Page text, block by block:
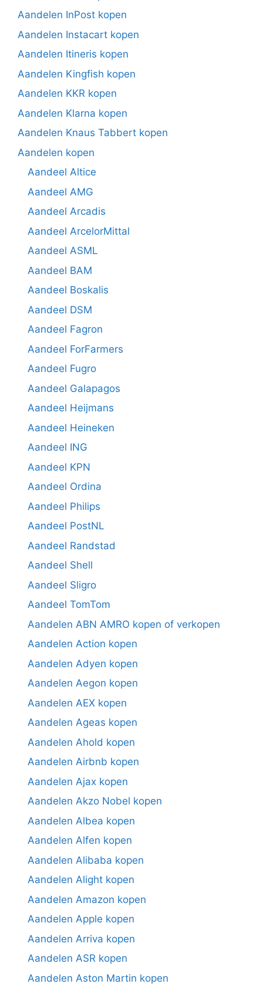
Aandelen InPost kopen
Aandelen Instacart kopen
Aandelen Itineris kopen
Aandelen Kingfish kopen
Aandelen KKR kopen
Aandelen Klarna kopen
Aandelen Knaus Tabbert kopen
Aandelen kopen
Aandeel Altice
Aandeel AMG
Aandeel Arcadis
Aandeel ArcelorMittal
Aandeel ASML
Aandeel BAM
Aandeel Boskalis
Aandeel DSM
Aandeel Fagron
Aandeel ForFarmers
Aandeel Fugro
Aandeel Galapagos
Aandeel Heijmans
Aandeel Heineken
Aandeel ING
Aandeel KPN
Aandeel Ordina
Aandeel Philips
Aandeel PostNL
Aandeel Randstad
Aandeel Shell
Aandeel Sligro
Aandeel TomTom
Aandelen ABN AMRO kopen of verkopen
Aandelen Action kopen
Aandelen Adyen kopen
Aandelen Aegon kopen
Aandelen AEX kopen
Aandelen Ageas kopen
Aandelen Ahold kopen
Aandelen Airbnb kopen
Aandelen Ajax kopen
Aandelen Akzo Nobel kopen
Aandelen Albea kopen
Aandelen Alfen kopen
Aandelen Alibaba kopen
Aandelen Alight kopen
Aandelen Amazon kopen
Aandelen Apple kopen
Aandelen Arriva kopen
Aandelen ASR kopen
Aandelen Aston Martin kopen